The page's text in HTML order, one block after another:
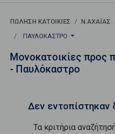
ΠΏΛΗΣΗ ΚΑΤΟΙΚΊΕΣ Ν.ΑΧΑΪΑΣ
ΠΑΥΛΌΚΑΣΤΡΟ
Μονοκατοικίες προς
- Παυλόκαστρο
Δεν εντοπίστηκαν
Τα κριτήρια